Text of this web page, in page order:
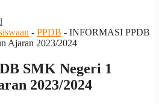
- PPDB - INFORMASI PPDB
Ajaran 2023/2024
SMK Negeri 1
2023/2024